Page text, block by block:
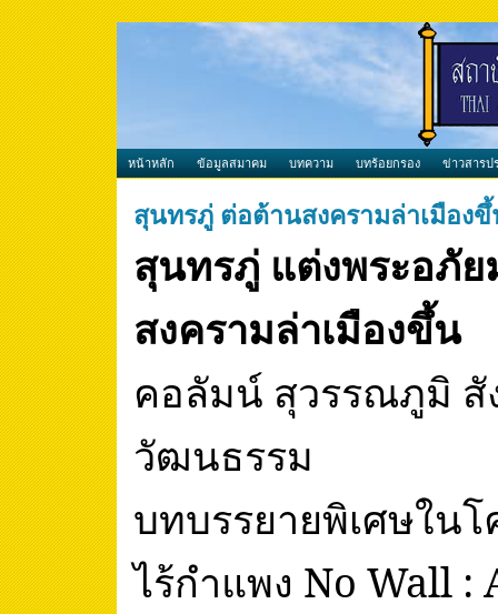
หน้าหลัก ข้อมูลสมาคม บทความ บทร้อยกรอง ข่าวสารป
สุนทรภู่ ต่อต้านสงครามล่าเมือง
สุนทรภู่ แต่งพระอภั
สงครามล่าเมืองขึ้น
คอลัมน์ สุวรรณภูมิ สั
วัฒนธรรม
บทบรรยายพิเศษใน
ไร้กำแพง No Wall :